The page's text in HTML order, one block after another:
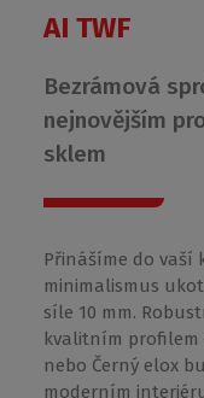
AI TWF
Bezrámová
nejnovějším
sklem
Přinášíme do vaší
minimalismus
síle 10 mm.
kvalitním
nebo Černý elox
moderním